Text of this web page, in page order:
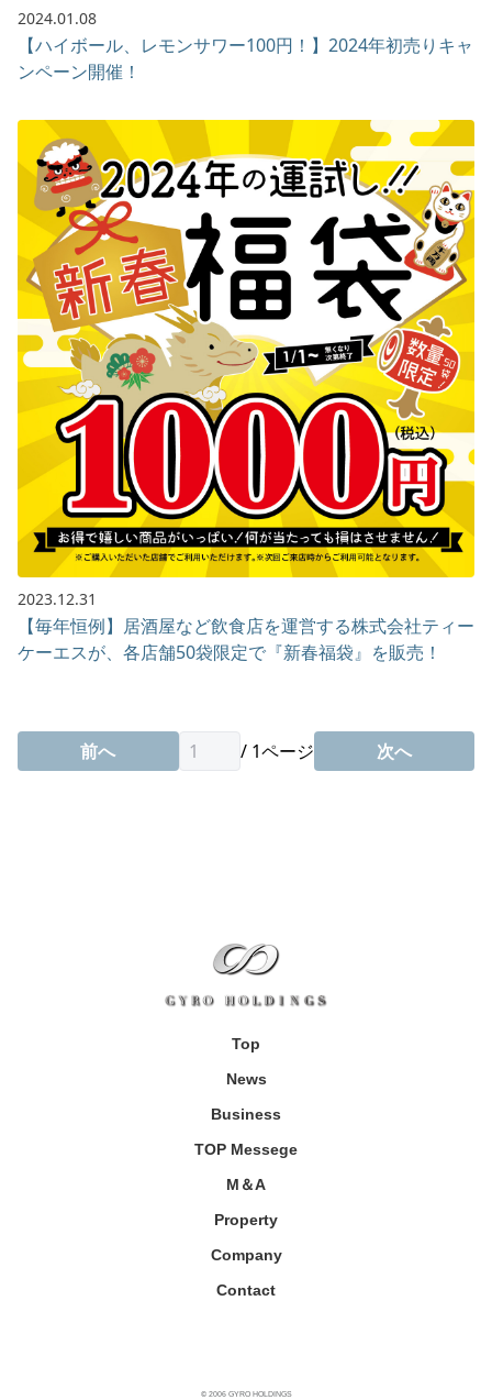
2024.01.08
【ハイボール、レモンサワー100円！】2024年初売りキャ
ンペーン開催！
2023.12.31
【毎年恒例】居酒屋など飲食店を運営する株式会社ティー
ケーエスが、各店舗50袋限定で『新春福袋』を販売！
前へ / 1ページ 次へ
Top
News
Business
TOP Messege
M＆A
Property
Company
Contact
© 2006 GYRO HOLDINGS